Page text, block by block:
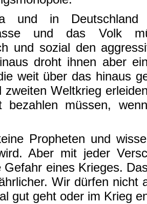
und in
und das Volk
und sozial den
droht ihnen aber
weit über das hinaus
zweiten Weltkrieg
bezahlen müssen,
Propheten und
Aber mit jeder
Gefahr eines Krieges.
Wir dürfen nicht
gut geht oder im Krieg